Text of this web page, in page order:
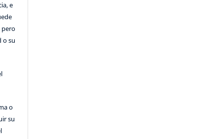
e
pero
o su
o
su